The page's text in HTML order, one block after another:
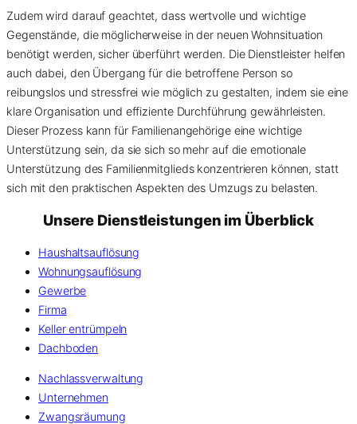
Zudem wird darauf geachtet, dass wertvolle und wichtige
Gegenstände, die möglicherweise in der neuen Wohnsituation
benötigt werden, sicher überführt werden. Die Dienstleister helfen
auch dabei, den Übergang für die betroffene Person so
reibungslos und stressfrei wie möglich zu gestalten, indem sie eine
klare Organisation und effiziente Durchführung gewährleisten.
Dieser Prozess kann für Familienangehörige eine wichtige
Unterstützung sein, da sie sich so mehr auf die emotionale
Unterstützung des Familienmitglieds konzentrieren können, statt
sich mit den praktischen Aspekten des Umzugs zu belasten.
Unsere Dienstleistungen im Überblick
Haushaltsauflösung
Wohnungsauflösung
Gewerbe
Firma
Keller entrümpeln
Dachboden
Nachlassverwaltung
Unternehmen
Zwangsräumung